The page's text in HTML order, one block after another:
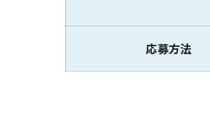
応募方法